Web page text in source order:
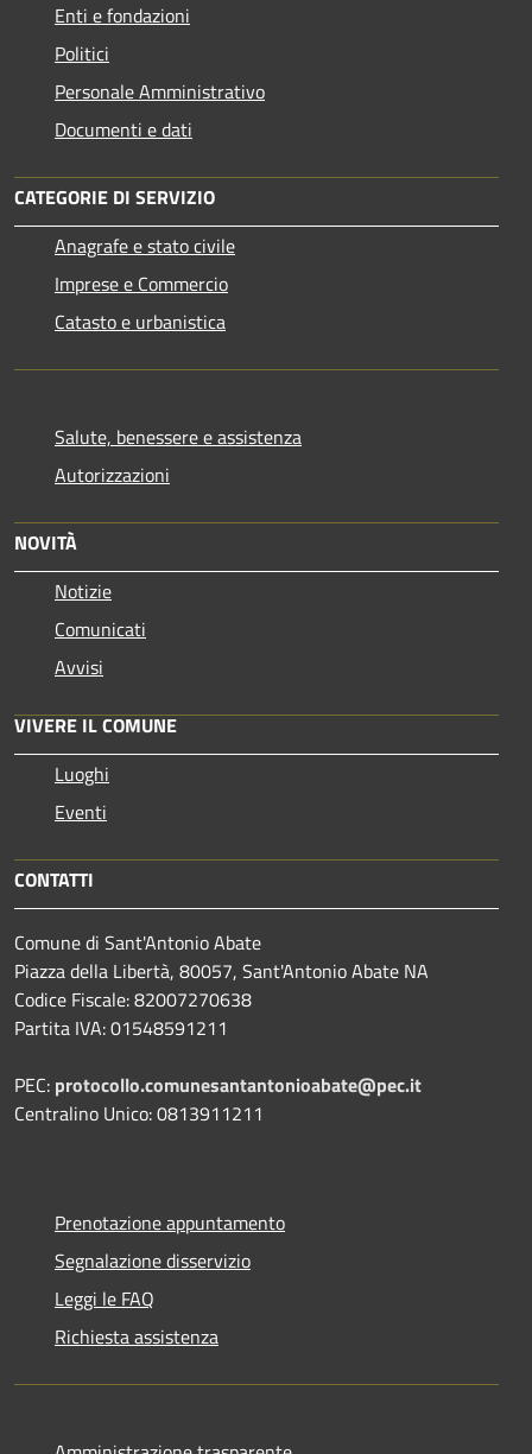
Enti e fondazioni
Politici
Personale Amministrativo
Documenti e dati
CATEGORIE DI SERVIZIO
Anagrafe e stato civile
Imprese e Commercio
Catasto e urbanistica
Salute, benessere e assistenza
Autorizzazioni
NOVITÀ
Notizie
Comunicati
Avvisi
VIVERE IL COMUNE
Luoghi
Eventi
CONTATTI
Comune di Sant'Antonio Abate
Piazza della Libertà, 80057, Sant'Antonio Abate NA
Codice Fiscale: 82007270638
Partita IVA: 01548591211
PEC: protocollo.comunesantantonioabate@pec.it
Centralino Unico: 0813911211
Prenotazione appuntamento
Segnalazione disservizio
Leggi le FAQ
Richiesta assistenza